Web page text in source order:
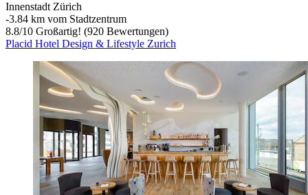
Innenstadt Zürich
‐3.84 km vom Stadtzentrum
8.8/10 Großartig! (920 Bewertungen)
Placid Hotel Design & Lifestyle Zurich